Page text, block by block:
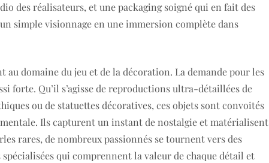
des réalisateurs, et une packaging soigné qui en fait des
simple visionnage en une immersion complète dans
au domaine du jeu et de la décoration. La demande pour les
forte. Qu’il s’agisse de reproductions ultra-détaillées de
ou de statuettes décoratives, ces objets sont convoités
Ils capturent un instant de nostalgie et matérialisent
rares, de nombreux passionnés se tournent vers des
qui comprennent la valeur de chaque détail et